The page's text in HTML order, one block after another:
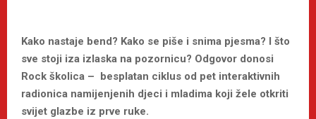
Kako nastaje bend? Kako se piše i snima pjesma? I što
sve stoji iza izlaska na pozornicu? Odgovor donosi
Rock školica – besplatan ciklus od pet interaktivnih
radionica namijenjenih djeci i mladima koji žele otkriti
svijet glazbe iz prve ruke.